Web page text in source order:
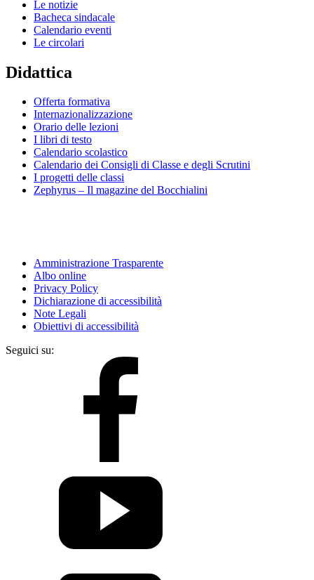
Le notizie
Bacheca sindacale
Calendario eventi
Le circolari
Didattica
Offerta formativa
Internazionalizzazione
Orario delle lezioni
I libri di testo
Calendario scolastico
Calendario dei Consigli di Classe e degli Scrutini
I progetti delle classi
Zephyrus – Il magazine del Bocchialini
Amministrazione Trasparente
Albo online
Privacy Policy
Dichiarazione di accessibilità
Note Legali
Obiettivi di accessibilità
Seguici su: